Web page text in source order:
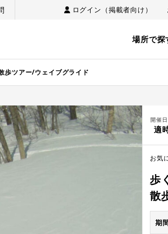
ログイン（掲載者向け）
場所で探
ツアー/ウェイブグライド
開催
適
お気
歩
散
期